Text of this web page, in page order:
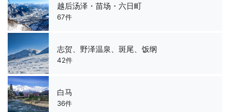
越后汤泽・苗场・六日町
67件
志贺、野泽温泉、斑尾、饭纲
42件
白马
36件